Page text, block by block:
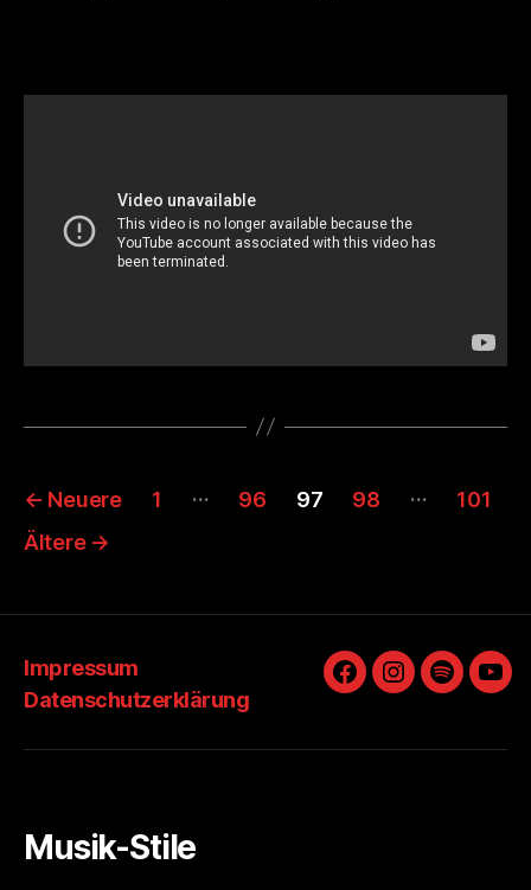
Seitennummerierung
der
← Neuere 1 … 96 97 98 …
101
Ältere →
Impressum
Datenschutzerklärung
FacebookInstagram
Spotify
Musik-Stile